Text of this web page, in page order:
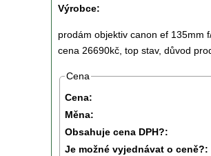
Výrobce:
prodám objektiv canon ef 135mm
cena 26690kč, top stav, důvod
Cena
Cena:
Měna:
Obsahuje cena DPH?:
Je možné vyjednávat o ceně?: